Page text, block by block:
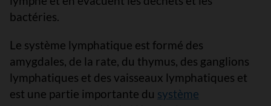
bactéries.
Le système lymphatique est formé des
amygdales, de la rate, du thymus, des ganglions
lymphatiques et des vaisseaux lymphatiques et
est une partie importante du système